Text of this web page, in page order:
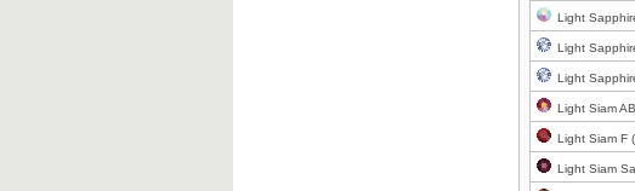
Light
Light
Light
Light Siam
Light Siam F
Light Siam